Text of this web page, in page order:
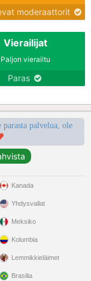
moderaattorit
Vierailijat
Paljon vierailtu
Paras
palvelua, ole
Kanada
Yhdysvallat
Meksiko
Kolumbia
Lemmikkieläimet
Brasilia